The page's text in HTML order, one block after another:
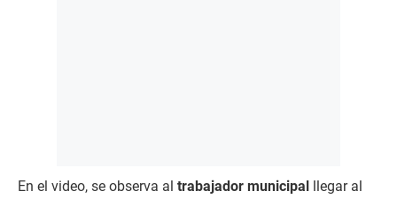
En el video, se observa al trabajador municipal llegar al